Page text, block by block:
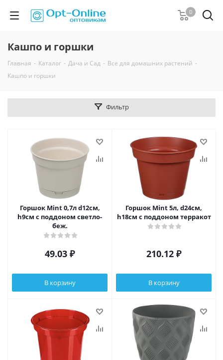
0
Кашпо и горшки
Главная - Каталог - Дача и Сад - Все для домашних растений -
Кашпо и горшки
Фильтр
Горшок Mint 0,7л d12см,
h9см c поддоном светло-
беж.
49.03 ₽
В корзину
Горшок Mint 5л, d24см,
h18см с поддоном терракот
210.12 ₽
В корзину